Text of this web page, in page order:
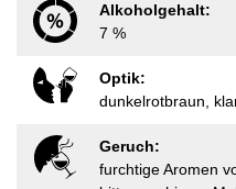
Alkoholgehalt:
7 %
Optik:
dunkelrotbraun,
Geruch:
furchtige Aromen